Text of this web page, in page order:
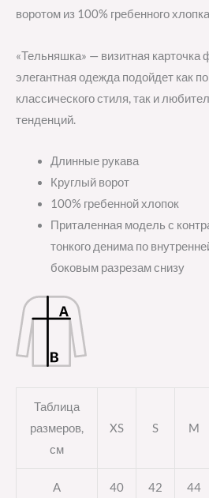
воротом из 100% гребенного
«Тельняшка» — визитная
элегантная одежда подойдет как
классического стиля, так и
тенденций.
Длинные рукава
Круглый ворот
100% гребенной хлопок
Приталенная модель с
тонкого денима по
боковым разрезам снизу
Таблица
размеров,
см
XS S M
A 40 42 44